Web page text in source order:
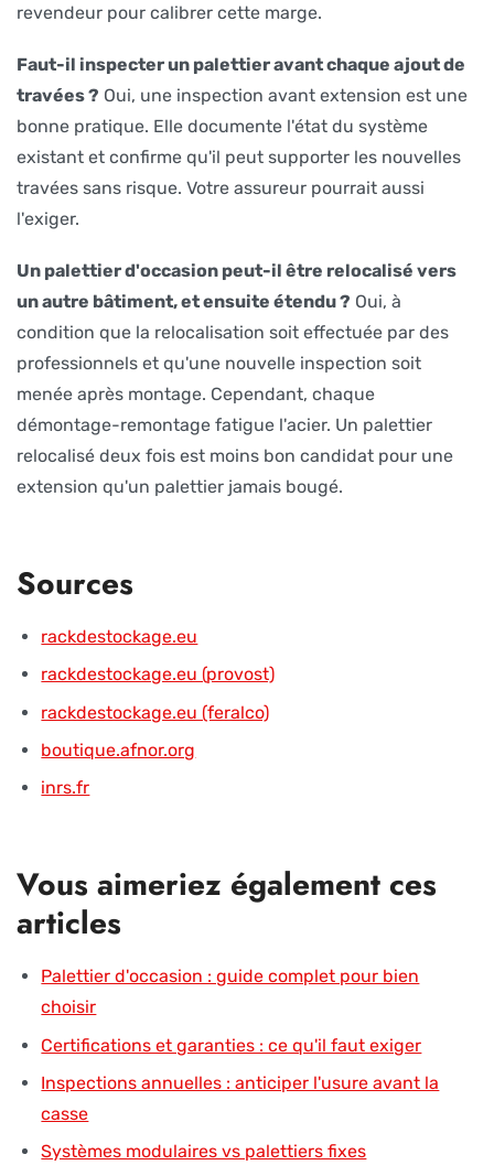
revendeur pour calibrer cette marge.
Faut-il inspecter un palettier avant chaque ajout de
travées ? Oui, une inspection avant extension est une
bonne pratique. Elle documente l'état du système
existant et confirme qu'il peut supporter les nouvelles
travées sans risque. Votre assureur pourrait aussi
l'exiger.
Un palettier d'occasion peut-il être relocalisé vers
un autre bâtiment, et ensuite étendu ? Oui, à
condition que la relocalisation soit effectuée par des
professionnels et qu'une nouvelle inspection soit
menée après montage. Cependant, chaque
démontage-remontage fatigue l'acier. Un palettier
relocalisé deux fois est moins bon candidat pour une
extension qu'un palettier jamais bougé.
Sources
rackdestockage.eu
rackdestockage.eu (provost)
rackdestockage.eu (feralco)
boutique.afnor.org
inrs.fr
Vous aimeriez également ces
articles
Palettier d'occasion : guide complet pour bien
choisir
Certifications et garanties : ce qu'il faut exiger
Inspections annuelles : anticiper l'usure avant la
casse
Systèmes modulaires vs palettiers fixes